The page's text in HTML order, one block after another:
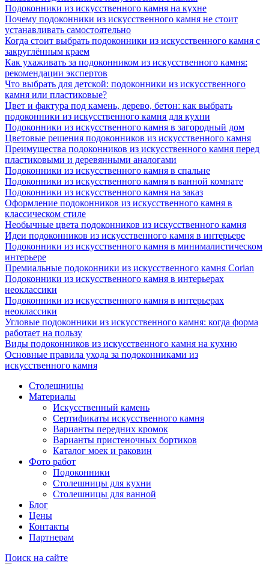
Подоконники из искусственного камня на кухне
Почему подоконники из искусственного камня не стоит
устанавливать самостоятельно
Когда стоит выбрать подоконники из искусственного камня с
закруглённым краем
Как ухаживать за подоконником из искусственного камня:
рекомендации экспертов
Что выбрать для детской: подоконники из искусственного
камня или пластиковые?
Цвет и фактура под камень, дерево, бетон: как выбрать
подоконники из искусственного камня для кухни
Подоконники из искусственного камня в загородный дом
Цветовые решения подоконников из искусственного камня
Преимущества подоконников из искусственного камня перед
пластиковыми и деревянными аналогами
Подоконники из искусственного камня в спальне
Подоконники из искусственного камня в ванной комнате
Подоконники из искусственного камня на заказ
Оформление подоконников из искусственного камня в
классическом стиле
Необычные цвета подоконников из искусственного камня
Идеи подоконников из искусственного камня в интерьере
Подоконники из искусственного камня в минималистическом
интерьере
Премиальные подоконники из искусственного камня Corian
Подоконники из искусственного камня в интерьерах
неоклассики
Подоконники из искусственного камня в интерьерах
неоклассики
Угловые подоконники из искусственного камня: когда форма
работает на пользу
Виды подоконников из искусственного камня на кухню
Основные правила ухода за подоконниками из
искусственного камня
Столешницы
Материалы
Искусственный камень
Сертификаты искусственного камня
Варианты передних кромок
Варианты пристеночных бортиков
Каталог моек и раковин
Фото работ
Подоконники
Столешницы для кухни
Столешницы для ванной
Блог
Цены
Контакты
Партнерам
Поиск на сайте